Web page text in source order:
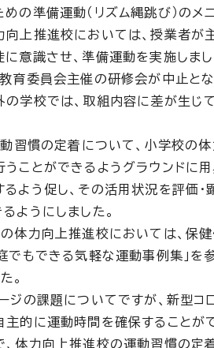
の準備運動（リズム縄跳び）のメ
向上推進校においては、授業者が
意識させ、準備運動を実施しまし
育委員会主催の研修会が中止と
の学校では、取組内容に差が生じ
動習慣の定着について、小学校の
ことができるようグラウンドに用
よう促し、その活用状況を評価
ようにしました。
の体力向上推進校においては、保
でもできる気軽な運動事例集」を
。
ジの課題についてですが、新型コ
主的に運動時間を確保することが
、体力向上推進校の運動習慣の定